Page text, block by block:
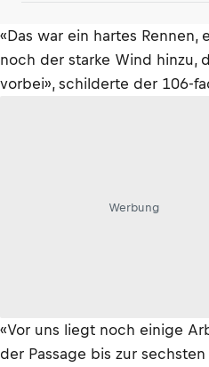
«Das war ein hartes
noch der starke Wind hinzu,
vorbei», schilderte der 106-
Werbung
«Vor uns liegt noch einige
der Passage bis zur